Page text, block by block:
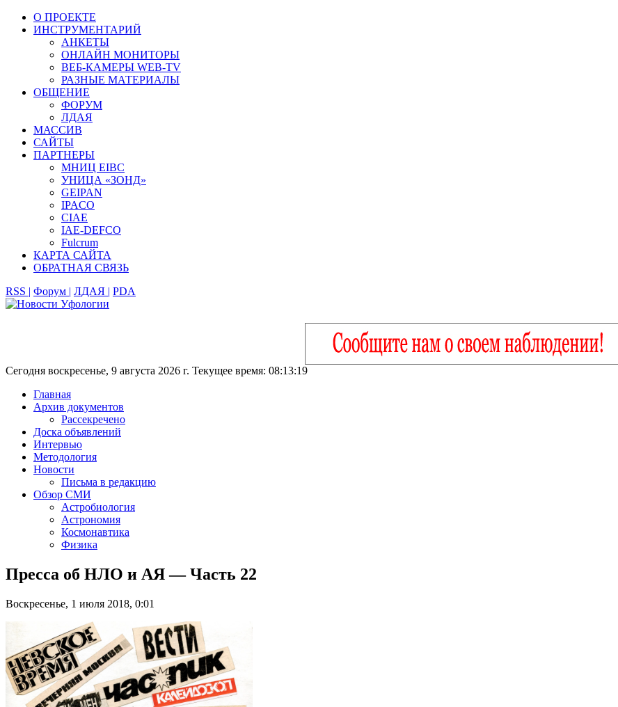
О ПРОЕКТЕ
ИНСТРУМЕНТАРИЙ
АНКЕТЫ
ОНЛАЙН МОНИТОРЫ
ВЕБ-КАМЕРЫ WEB-TV
РАЗНЫЕ МАТЕРИАЛЫ
ОБЩЕНИЕ
ФОРУМ
ЛДАЯ
МАССИВ
САЙТЫ
ПАРТНЕРЫ
МНИЦ EIBC
УНИЦА «ЗОНД»
GEIPAN
IPACO
CIAE
IAE-DEFCO
Fulcrum
КАРТА САЙТА
ОБРАТНАЯ СВЯЗЬ
RSS | Форум | ЛДАЯ | PDA
Сегодня воскресенье, 9 августа 2026 г. Текущее время: 08:13:20
Главная
Архив документов
Рассекречено
Доска объявлений
Интервью
Методология
Новости
Письма в редакцию
Обзор СМИ
Астробиология
Астрономия
Космонавтика
Физика
Пресса об НЛО и АЯ — Часть 22
Воскресенье, 1 июля 2018, 0:01